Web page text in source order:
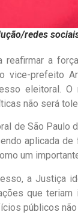
redes
reafirmar a
vice-prefeito
eleitoral.
não será
de São
aplicada
um
a Justiça
que teriam
públicos